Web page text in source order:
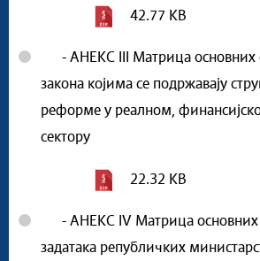
42.77 KB
- АНЕКС III Матрица основних
закона којима се подржавају
реформе у реалном,
сектору
22.32 KB
- АНЕКС IV Матрица основних
задатака републичких